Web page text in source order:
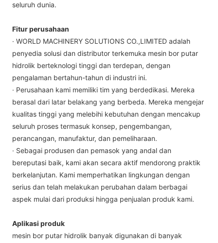
seluruh dunia.
Fitur perusahaan
· WORLD MACHINERY SOLUTIONS CO.,LIMITED adalah
penyedia solusi dan distributor terkemuka mesin bor putar
hidrolik berteknologi tinggi dan terdepan, dengan
pengalaman bertahun-tahun di industri ini.
· Perusahaan kami memiliki tim yang berdedikasi. Mereka
berasal dari latar belakang yang berbeda. Mereka mengejar
kualitas tinggi yang melebihi kebutuhan dengan mencakup
seluruh proses termasuk konsep, pengembangan,
perancangan, manufaktur, dan pemeliharaan.
· Sebagai produsen dan pemasok yang andal dan
bereputasi baik, kami akan secara aktif mendorong praktik
berkelanjutan. Kami memperhatikan lingkungan dengan
serius dan telah melakukan perubahan dalam berbagai
aspek mulai dari produksi hingga penjualan produk kami.
Aplikasi produk
mesin bor putar hidrolik banyak digunakan di banyak